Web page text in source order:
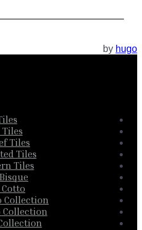
by hugo
Tiles
Tiles
Tiles
Collection
Collection